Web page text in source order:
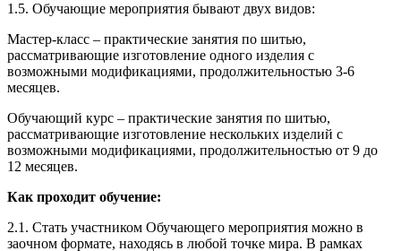
1.5. Обучающие мероприятия бывают двух видов:
Мастер-класс – практические занятия по шитью,
рассматривающие изготовление одного изделия с
возможными модификациями, продолжительностью 3-6
месяцев.
Обучающий курс – практические занятия по шитью,
рассматривающие изготовление нескольких изделий с
возможными модификациями, продолжительностью от 9 до
12 месяцев.
Как проходит обучение:
2.1. Стать участником Обучающего мероприятия можно в
заочном формате, находясь в любой точке мира. В рамках